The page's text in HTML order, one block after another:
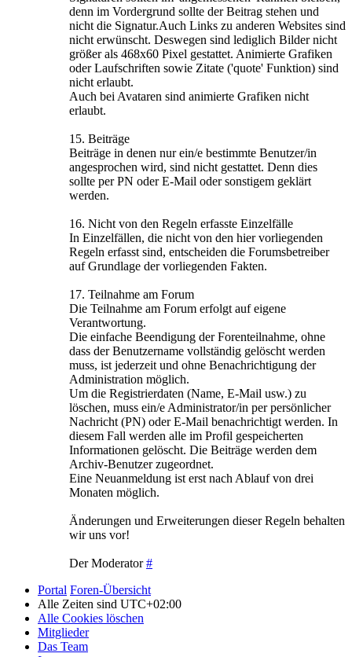
denn im Vordergrund sollte der Beitrag stehen und
nicht die Signatur.Auch Links zu anderen Websites sind
nicht erwünscht. Deswegen sind lediglich Bilder nicht
größer als 468x60 Pixel gestattet. Animierte Grafiken
oder Laufschriften sowie Zitate ('quote' Funktion) sind
nicht erlaubt.
Auch bei Avataren sind animierte Grafiken nicht
erlaubt.
15. Beiträge
Beiträge in denen nur ein/e bestimmte Benutzer/in
angesprochen wird, sind nicht gestattet. Denn dies
sollte per PN oder E-Mail oder sonstigem geklärt
werden.
16. Nicht von den Regeln erfasste Einzelfälle
In Einzelfällen, die nicht von den hier vorliegenden
Regeln erfasst sind, entscheiden die Forumsbetreiber
auf Grundlage der vorliegenden Fakten.
17. Teilnahme am Forum
Die Teilnahme am Forum erfolgt auf eigene
Verantwortung.
Die einfache Beendigung der Forenteilnahme, ohne
dass der Benutzername vollständig gelöscht werden
muss, ist jederzeit und ohne Benachrichtigung der
Administration möglich.
Um die Registrierdaten (Name, E-Mail usw.) zu
löschen, muss ein/e Administrator/in per persönlicher
Nachricht (PN) oder E-Mail benachrichtigt werden. In
diesem Fall werden alle im Profil gespeicherten
Informationen gelöscht. Die Beiträge werden dem
Archiv-Benutzer zugeordnet.
Eine Neuanmeldung ist erst nach Ablauf von drei
Monaten möglich.
Änderungen und Erweiterungen dieser Regeln behalten
wir uns vor!
Der Moderator#
Portal Foren-Übersicht
Alle Zeiten sind UTC+02:00
Alle Cookies löschen
Mitglieder
Das Team